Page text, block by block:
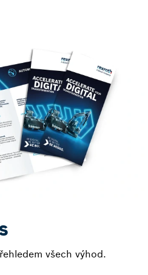
všech výhod.